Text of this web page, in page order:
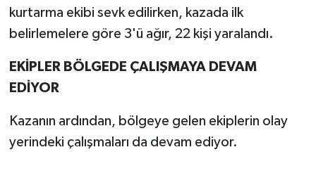
kurtarma ekibi sevk edilirken, kazada ilk
belirlemelere göre 3'ü ağır, 22 kişi yaralandı.
EKİPLER BÖLGEDE ÇALIŞMAYA DEVAM
EDİYOR
Kazanın ardından, bölgeye gelen ekiplerin olay
yerindeki çalışmaları da devam ediyor.